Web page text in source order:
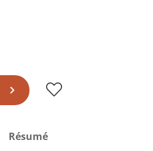
Résumé